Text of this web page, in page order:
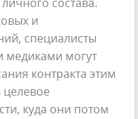
и
специалисты
медиками могут
контракта этим
целевое
куда они потом